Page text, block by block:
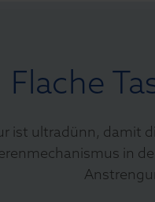
Flache
ist ultradünn, damit
in